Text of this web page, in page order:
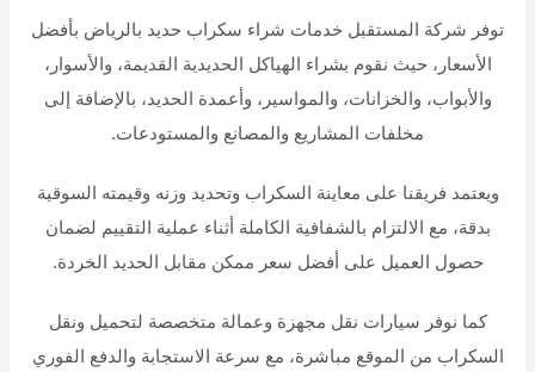
توفر شركة المستقبل خدمات شراء سكراب حديد بالرياض بأفضل
الأسعار، حيث نقوم بشراء الهياكل الحديدية القديمة، والأسوار،
والأبواب، والخزانات، والمواسير، وأعمدة الحديد، بالإضافة إلى
مخلفات المشاريع والمصانع والمستودعات.
ويعتمد فريقنا على معاينة السكراب وتحديد وزنه وقيمته السوقية
بدقة، مع الالتزام بالشفافية الكاملة أثناء عملية التقييم لضمان
حصول العميل على أفضل سعر ممكن مقابل الحديد الخردة.
كما نوفر سيارات نقل مجهزة وعمالة متخصصة لتحميل ونقل
السكراب من الموقع مباشرة، مع سرعة الاستجابة والدفع الفوري